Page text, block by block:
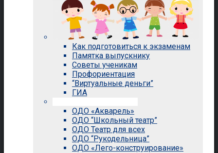
Как подготовиться к экзаменам
Памятка выпускнику
Советы ученикам
Профориентация
“Виртуальные деньги”
ГИА
ОДО «Акварель»
ОДО “Школьный театр”
ОДО Театр для всех
ОДО “Рукодельница”
ОДО «Лего-конструирование»